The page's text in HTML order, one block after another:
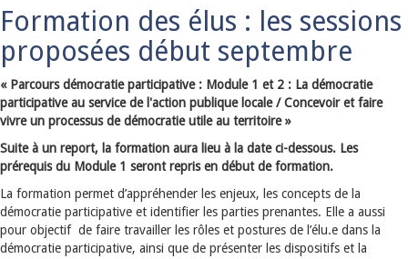
Formation des élus : les sessions
proposées début septembre
« Parcours démocratie participative : Module 1 et 2 : La démocratie
participative au service de l'action publique locale / Concevoir et faire
vivre un processus de démocratie utile au territoire »
Suite à un report, la formation aura lieu à la date ci-dessous. Les
prérequis du Module 1 seront repris en début de formation.
La formation permet d’appréhender les enjeux, les concepts de la
démocratie participative et identifier les parties prenantes. Elle a aussi
pour objectif de faire travailler les rôles et postures de l’élu.e dans la
démocratie participative, ainsi que de présenter les dispositifs et la